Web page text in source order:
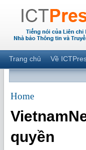
Trang chủ Về
Home
quyền